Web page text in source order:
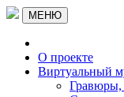
МЕНЮ
О проекте
Виртуальный
Гравюры,